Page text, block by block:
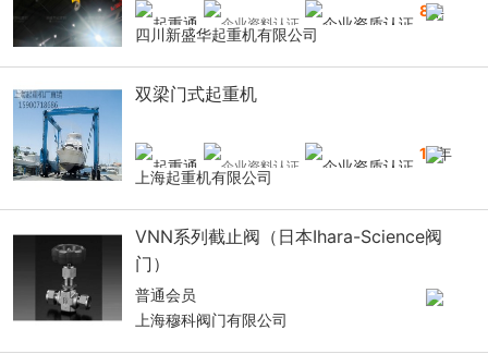
8年
四川新盛华起重机有限公司
双梁门式起重机
16年
上海起重机有限公司
VNN系列截止阀（日本Ihara-Science阀
门）
普通会员
上海穆科阀门有限公司